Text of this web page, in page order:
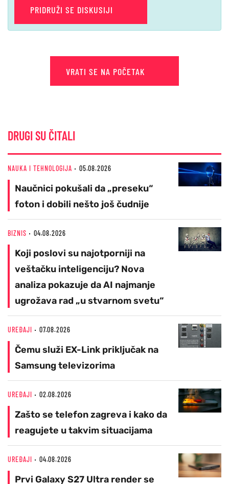
PRIDRUŽI SE DISKUSIJI
VRATI SE NA POČETAK
DRUGI SU ČITALI
NAUKA I TEHNOLOGIJA 05.08.2026
Naučnici pokušali da „preseku“
foton i dobili nešto još čudnije
BIZNIS 04.08.2026
Koji poslovi su najotporniji na
veštačku inteligenciju? Nova
analiza pokazuje da AI najmanje
ugrožava rad „u stvarnom svetu“
UREĐAJI 07.08.2026
Čemu služi EX-Link priključak na
Samsung televizorima
UREĐAJI 02.08.2026
Zašto se telefon zagreva i kako da
reagujete u takvim situacijama
UREĐAJI 04.08.2026
Prvi Galaxy S27 Ultra render se